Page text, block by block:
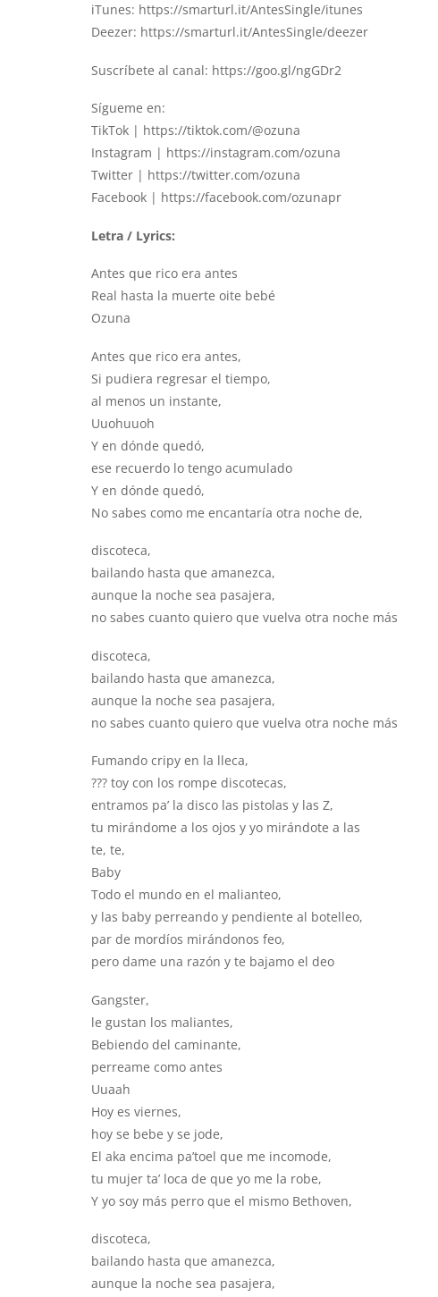
iTunes: https://smarturl.it/AntesSingle/itunes
Deezer: https://smarturl.it/AntesSingle/deezer
Suscríbete al canal: https://goo.gl/ngGDr2
Sígueme en:
TikTok | https://tiktok.com/@ozuna
Instagram | https://instagram.com/ozuna
Twitter | https://twitter.com/ozuna
Facebook | https://facebook.com/ozunapr
Letra / Lyrics:
Antes que rico era antes
Real hasta la muerte oite bebé
Ozuna
Antes que rico era antes,
Si pudiera regresar el tiempo,
al menos un instante,
Uuohuuoh
Y en dónde quedó,
ese recuerdo lo tengo acumulado
Y en dónde quedó,
No sabes como me encantaría otra noche de,
discoteca,
bailando hasta que amanezca,
aunque la noche sea pasajera,
no sabes cuanto quiero que vuelva otra noche más
discoteca,
bailando hasta que amanezca,
aunque la noche sea pasajera,
no sabes cuanto quiero que vuelva otra noche más
Fumando cripy en la lleca,
??? toy con los rompe discotecas,
entramos pa’ la disco las pistolas y las Z,
tu mirándome a los ojos y yo mirándote a las
te, te,
Baby
Todo el mundo en el malianteo,
y las baby perreando y pendiente al botelleo,
par de mordíos mirándonos feo,
pero dame una razón y te bajamo el deo
Gangster,
le gustan los maliantes,
Bebiendo del caminante,
perreame como antes
Uuaah
Hoy es viernes,
hoy se bebe y se jode,
El aka encima pa’toel que me incomode,
tu mujer ta’ loca de que yo me la robe,
Y yo soy más perro que el mismo Bethoven,
discoteca,
bailando hasta que amanezca,
aunque la noche sea pasajera,